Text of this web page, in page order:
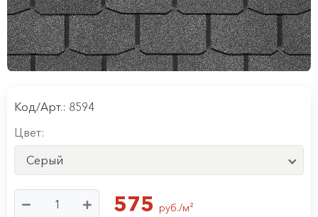
Код/Арт.: 8594
Цвет:
Серый
575 руб./м²